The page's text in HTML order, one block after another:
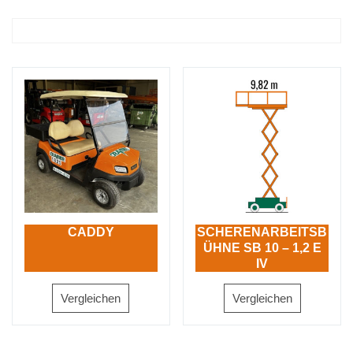
CADDY
Vergleichen
SCHERENARBEITSB
ÜHNE SB 10 – 1,2 E
IV
Vergleichen